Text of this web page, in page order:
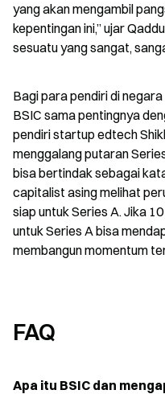
yang akan mengambil
kepentingan ini,” ujar
sesuatu yang sangat,
Bagi para pendiri di
BSIC sama pentingnya
pendiri startup edtech
menggalang putaran
bisa bertindak sebagai
capitalist asing melihat
siap untuk Series A. Jika
untuk Series A bisa
membangun momentum
FAQ
Apa itu BSIC dan